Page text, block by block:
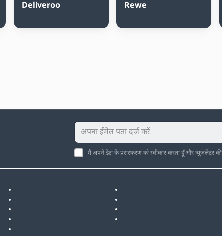
Deliveroo Rewe
मैं अपने डेटा के प्रसंस्करण को स्वीकार करता हूँ और न्यूज़लेटर की